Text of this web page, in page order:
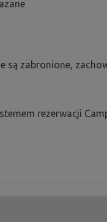
są zabronione,
rezerwacji